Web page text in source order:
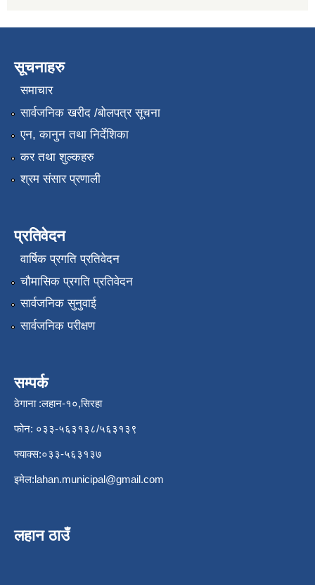
सूचनाहरु
समाचार
सार्वजनिक खरीद /बोलपत्र सूचना
एन, कानुन तथा निर्देशिका
कर तथा शुल्कहरु
श्रम संसार प्रणाली
प्रतिवेदन
वार्षिक प्रगति प्रतिवेदन
चौमासिक प्रगति प्रतिवेदन
सार्वजनिक सुनुवाई
सार्वजनिक परीक्षण
सम्पर्क
ठेगाना :लहान-१०,सिरहा
फोन: ०३३-५६३१३८/५६३१३९
फ्याक्स:०३३-५६३१३७
इमेल:lahan.municipal@gmail.com
लहान ठाउँ